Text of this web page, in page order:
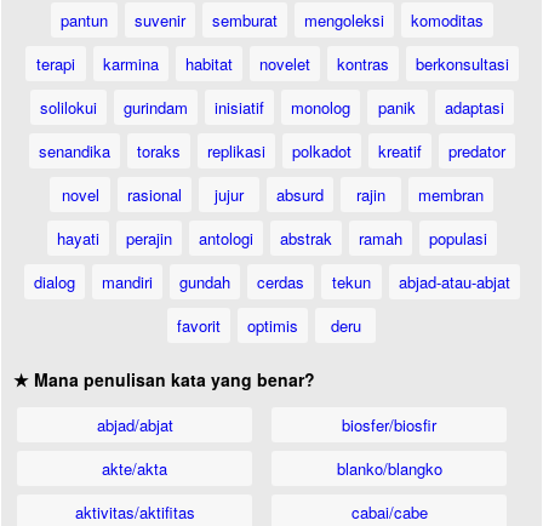
pantun
suvenir semburat mengoleksi
komoditas
terapi
karmina habitat novelet kontras
berkonsultasi
solilokui
gurindam inisiatif monolog panik
adaptasi
senandika
toraks replikasi polkadot kreatif
predator
novel
rasional jujur absurd rajin
membran
hayati
perajin antologi abstrak ramah
populasi
dialog
mandiri gundah cerdas tekun
abjad-atau-abjat
favorit
optimis deru
★ Mana penulisan kata yang benar?
abjad/abjat
akte/akta
aktivitas/aktifitas
biosfer/biosfir
blanko/blangko
cabai/cabe